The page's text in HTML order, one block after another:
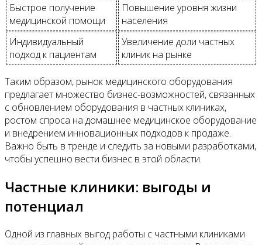
Быстрое получение
медицинской помощи
Повышение уровня жизни
населения
Индивидуальный
подход к пациентам
Увеличение доли частных
клиник на рынке
Таким образом, рынок медицинского оборудования
предлагает множество бизнес-возможностей, связанных
с обновлением оборудования в частных клиниках,
ростом спроса на домашнее медицинское оборудование
и внедрением инновационных подходов к продаже.
Важно быть в тренде и следить за новыми разработками,
чтобы успешно вести бизнес в этой области.
Частные клиники: выгоды и
потенциал
Одной из главных выгод работы с частными клиниками